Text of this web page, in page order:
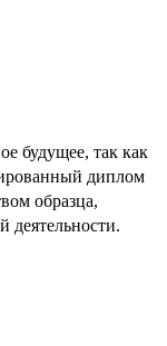
будущее, так как
диплом
образца,
деятельности.